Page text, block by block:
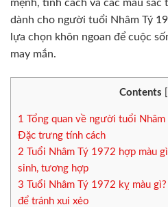
mệnh, tính cách và các màu
dành cho người tuổi Nhâm Tý
lựa chọn khôn ngoan để cuộc
may mắn.
Contents
1
Tổng quan về người tuổi
Đặc trưng tính cách
2 Tuổi Nhâm Tý 1972 hợp màu
sinh, tương hợp
3 Tuổi Nhâm Tý 1972 kỵ màu
để tránh xui xẻo